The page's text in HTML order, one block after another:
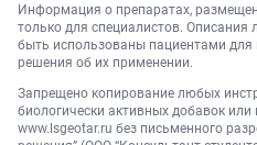
Информация о препаратах,
только для специалистов. Описания
быть использованы пациентами для
решения об их применении.
Запрещено копирование любых
биологически активных добавок
www.lsgeotar.ru без письменного